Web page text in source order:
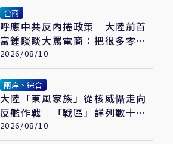
台商
呼應中共反內捲政策 大陸前首
富鍾睒睒大罵電商：把很多零售
商都殺光了
2026/08/10
兩岸、綜合
大陸「東風家族」從核威懾走向
反艦作戰 「戰區」詳列數十年
發展
2026/08/10